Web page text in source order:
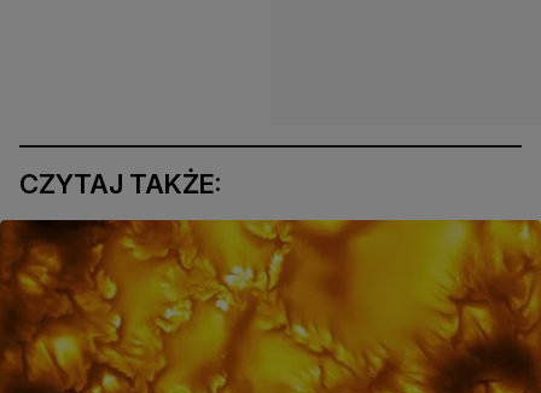
CZYTAJ TAKŻE: